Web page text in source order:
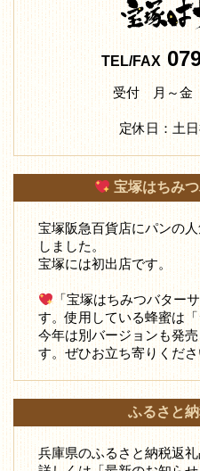
TEL/FAX
受付 月～金
定休日：土
宝塚はちみ
宝塚阪急百貨店にパンの
しました。
宝塚には初出店です。
「宝塚はちみつバター
す。使用している蜂蜜は
今年は別バージョンも発
す。ぜひお立ち寄りくだ
ふるさと
兵庫県のふるさと納税返